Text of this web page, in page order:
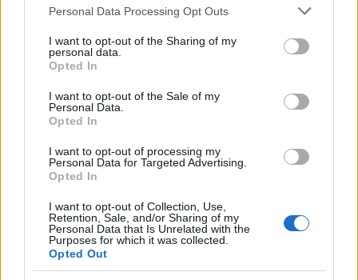
Please note that this website/app uses one or more Google
not limited to your visit or usage behaviour. You may click to
grant or deny consent to Google and its third-party tags to
use your data for below specified purposes in below Google
consent section.
Personal Data Processing Opt Outs
I want to opt-out of the Sharing of my
personal data.
Opted In
I want to opt-out of the Sale of my
Personal Data.
Opted In
I want to opt-out of processing my
Personal Data for Targeted Advertising.
Opted In
I want to opt-out of Collection, Use,
Retention, Sale, and/or Sharing of my
Personal Data that Is Unrelated with the
Purposes for which it was collected.
Opted Out
Έμπολα: Η επιδημία καλπάζει στο Κονγκό – 796
νεκροί μέσα σε δύο μήνες
16/07/2026 - 8:27μμ
ΥΓΕΙΑ